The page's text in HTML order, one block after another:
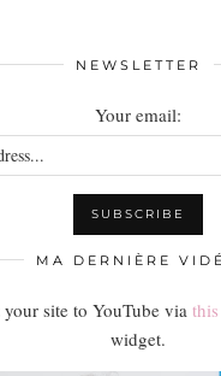
NEWSLETTER
Your email:
MA DERNIÈRE
your site to YouTube via
widget.